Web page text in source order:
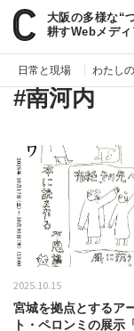
大阪の多様な“
耕すWebメディ
日常と現場 わたし
paperC 地域 南河内
#南河内
2025.10.15
宮城を拠点とするア
ト・ペロンミの展示